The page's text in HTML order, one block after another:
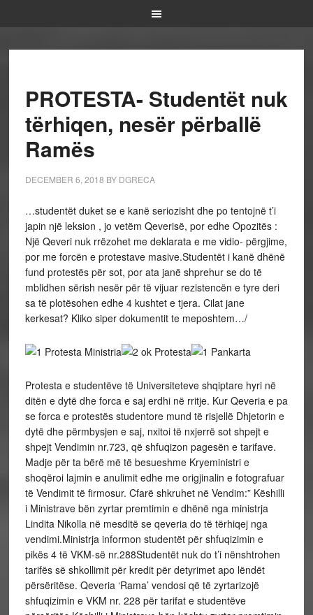
PROTESTA- Studentët nuk
tërhiqen, nesër përballë
Ramës
DECEMBER 6, 2018 BY DGRECA
…studentët duket se e kanë seriozisht dhe po tentojnë t’i
japin një leksion , jo vetëm Qeverisë, por edhe Opozitës :
Një Qeveri nuk rrëzohet me deklarata e me vidio- përgjime,
por me forcën e protestave masive.Studentët i kanë dhënë
fund protestës për sot, por ata janë shprehur se do të
mblidhen sërish nesër për të vijuar rezistencën e tyre deri
sa të plotësohen edhe 4 kushtet e tjera. Cilat jane
kerkesat? Kliko siper dokumentit te meposhtem…/
Protesta e studentëve të Universiteteve shqiptare hyri në
ditën e dytë dhe forca e saj erdhi në rritje. Kur Qeveria e pa
se forca e protestës studentore mund të risjellë Dhjetorin e
dytë dhe përmbysjen e saj, nxitoi të nxjerrë sot shpejt e
shpejt Vendimin nr.723, që shfuqizon pagesën e tarifave.
Madje për ta bërë më të besueshme Kryeministri e
shoqëroi lajmin e anulimit edhe me origjinalin e fotografuar
të Vendimit të firmosur. Cfarë shkruhet në Vendim:” Këshilli
i Ministrave bën zyrtar premtimin e dhënë nga ministrja
Lindita Nikolla në mesditë se qeveria do të tërhiqej nga
vendimi.Ministrja informon studentët për shfuqizimin e
pikës 4 të VKM-së nr.288Studentët nuk do t’i nënshtrohen
tarifës së shkollimit për kredit për detyrimet apo lëndët
përsëritëse. Qeveria ‘Rama’ vendosi që të zyrtarizojë
shfuqizimin e VKM nr. 228 për tarifat e studentëve